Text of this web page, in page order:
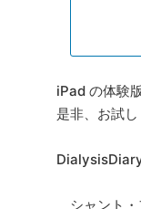
iPad の体験
是非、お試し
シャント・